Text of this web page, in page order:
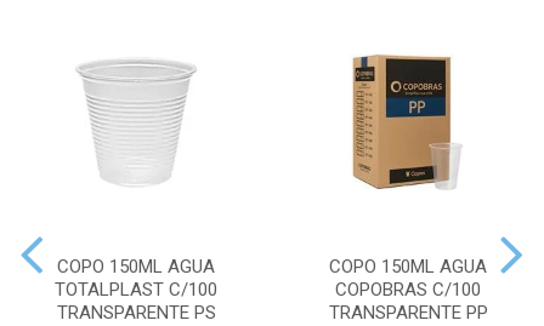
COPO 150ML AGUA
TOTALPLAST C/100
TRANSPARENTE PS
COPO 150ML AGUA
COPOBRAS C/100
TRANSPARENTE PP